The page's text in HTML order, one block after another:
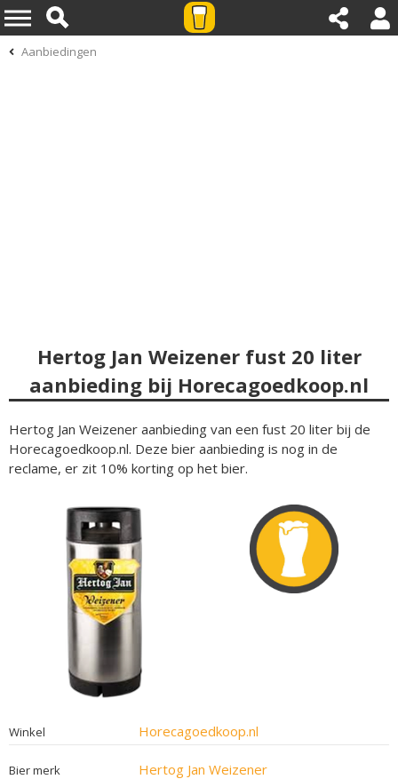
Aanbiedingen
Hertog Jan Weizener fust 20 liter
aanbieding bij Horecagoedkoop.nl
Hertog Jan Weizener aanbieding van een fust 20 liter bij de
Horecagoedkoop.nl. Deze bier aanbieding is nog in de
reclame, er zit 10% korting op het bier.
Winkel Horecagoedkoop.nl
Bier merk Hertog Jan Weizener